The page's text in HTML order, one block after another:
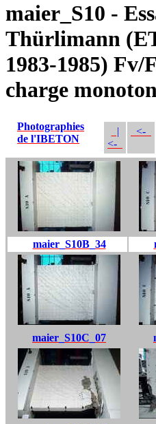
maier_S10 -
Thürlimann
1983-1985) Fv/
charge
Photographies
de l'IBETON
|
<-
<-
maier_S10B_34
maier_S10C_07